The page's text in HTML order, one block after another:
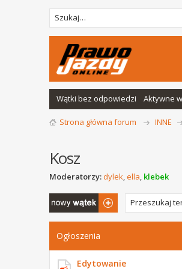
Wątki bez odpowiedzi Aktywne
Strona główna forum INNE
Kosz
Moderatorzy:dylek,ella, klebek
Napisz wątek
Ogłoszenia
Edytowanie